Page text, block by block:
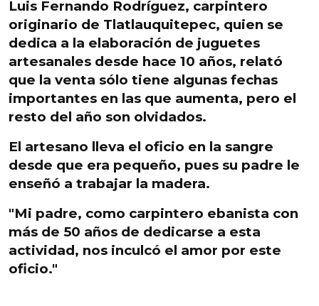
Luis Fernando Rodríguez, carpintero
originario de Tlatlauquitepec, quien se
dedica a la elaboración de juguetes
artesanales desde hace 10 años, relató
que la venta sólo tiene algunas fechas
importantes en las que aumenta, pero el
resto del año son olvidados.
El artesano lleva el oficio en la sangre
desde que era pequeño, pues su padre le
enseñó a trabajar la madera.
"Mi padre, como carpintero ebanista con
más de 50 años de dedicarse a esta
actividad, nos inculcó el amor por este
oficio."